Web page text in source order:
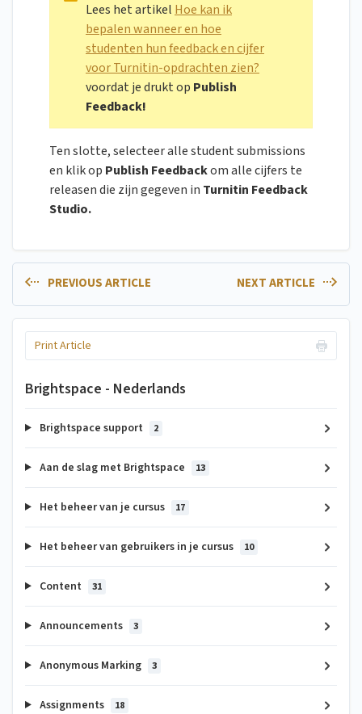
Lees het artikel Hoe kan ik
bepalen wanneer en hoe
studenten hun feedback en cijfer
voor Turnitin-opdrachten zien?
voordat je drukt op Publish
Feedback!
Ten slotte, selecteer alle student submissions
en klik op Publish Feedbackom alle cijfers te
releasen die zijn gegeven in Turnitin Feedback
Studio.
PREVIOUS ARTICLE NEXT ARTICLE
Print Article
Brightspace - Nederlands
Brightspace support 2
Aan de slag met Brightspace 13
Het beheer van je cursus 17
Het beheer van gebruikers in je cursus 10
Content 31
Announcements 3
Anonymous Marking 3
Assignments 18